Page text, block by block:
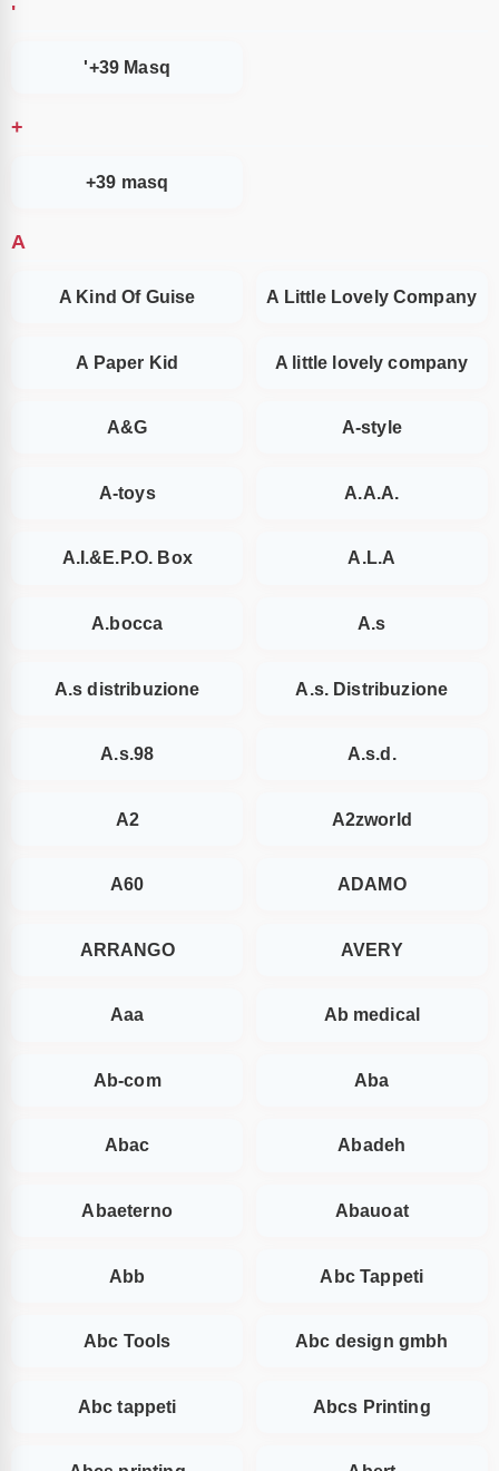
'
'+39 Masq
+
+39 masq
A
A Kind Of Guise A Little Lovely Company
A Paper Kid A little lovely company
A&G A-style
A-toys A.A.A.
A.I.&E.P.O. Box A.L.A
A.bocca A.s
A.s distribuzione A.s. Distribuzione
A.s.98 A.s.d.
A2 A2zworld
A60 ADAMO
ARRANGO AVERY
Aaa Ab medical
Ab-com Aba
Abac Abadeh
Abaeterno Abauoat
Abb Abc Tappeti
Abc Tools Abc design gmbh
Abc tappeti Abcs Printing